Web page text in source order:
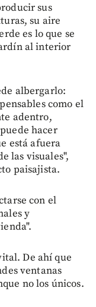
sus
su aire
es lo que se
al interior
albergarlo:
como el
adentro,
hacer
está afuera
las visuales",
paisajista.
con el
y
De ahí que
ventanas
no los únicos.